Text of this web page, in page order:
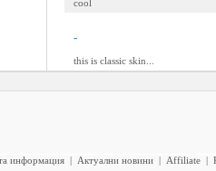
cool
-
this is classic skin...
информация | Актуални новини | Affiliate |